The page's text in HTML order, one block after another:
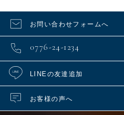
お問い合わせフォームへ
0776-24-1234
LINEの友達追加
お客様の声へ